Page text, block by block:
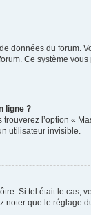
données du
Ce système
ligne ?
l’option «
utilisateur invisible.
Si tel était le
que le réglage